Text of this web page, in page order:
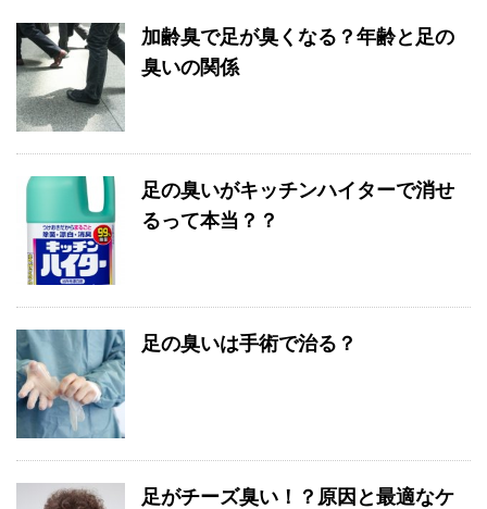
加齢臭で足が臭くなる？年齢と足の
臭いの関係
足の臭いがキッチンハイターで消せ
るって本当？？
足の臭いは手術で治る？
足がチーズ臭い！？原因と最適なケ